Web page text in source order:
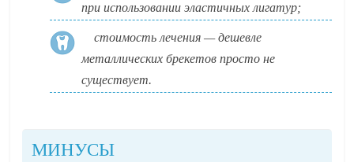
при использовании эластичных лигатур;
стоимость лечения — дешевле
металлических брекетов просто не
существует.
МИНУСЫ